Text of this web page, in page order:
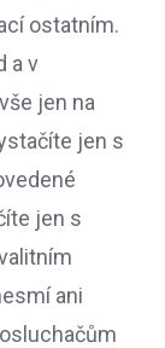
ostatním.
a v
jen na
jen s
jen s
ani